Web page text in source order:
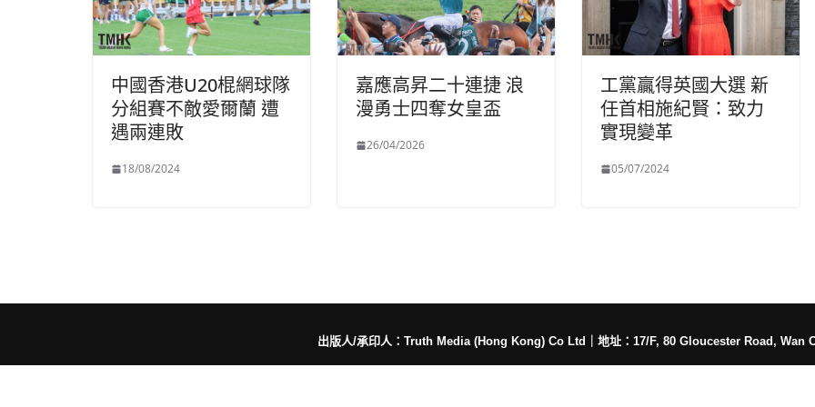
中國香港U20棍網球隊
分組賽不敵愛爾蘭 遭
遇兩連敗
18/08/2024
嘉應高昇二十連捷 浪
漫勇士四奪女皇盃
26/04/2026
工黨贏得英國大選 新
任首相施紀賢：致力
實現變革
05/07/2024
出版人/承印人：Truth Media (Hong Kong) Co Ltd 地址：17/F, 80 Gloucester Road, Wan